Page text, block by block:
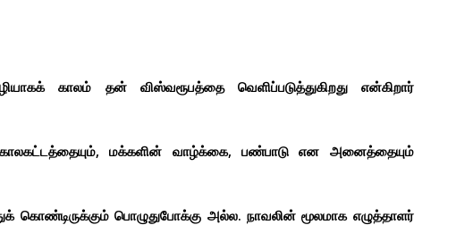
காலம் தன் விஸ்வரூபத்தை வெளிப்படுத்துகிறது என்கிறார்
மக்களின் வாழ்க்கை, பண்பாடு என அனைத்தையும்
கொண்டிருக்கும் பொழுதுபோக்கு அல்ல. நாவலின் மூலமாக எழுத்தாளர்